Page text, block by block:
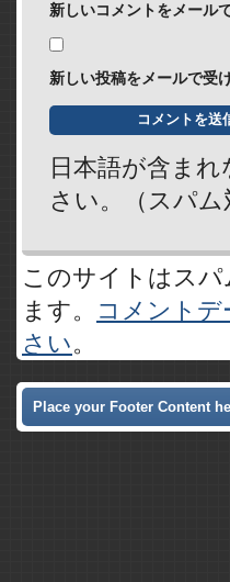
新しいコメントをメール
新しい投稿をメールで受
日本語が含ま
さい。（スパム
このサイトはス
ます。
コメント
さい。
Place your Footer Content